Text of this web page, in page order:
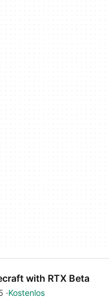
with RTX Beta
Kostenlos